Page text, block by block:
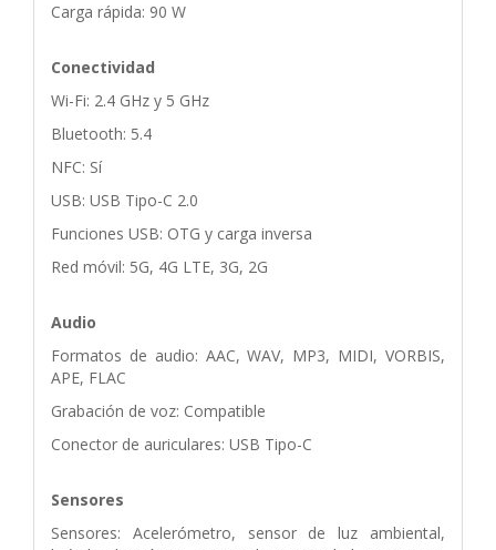
Carga rápida: 90 W
Conectividad
Wi-Fi: 2.4 GHz y 5 GHz
Bluetooth: 5.4
NFC: Sí
USB: USB Tipo-C 2.0
Funciones USB: OTG y carga inversa
Red móvil: 5G, 4G LTE, 3G, 2G
Audio
Formatos de audio: AAC, WAV, MP3, MIDI, VORBIS,
APE, FLAC
Grabación de voz: Compatible
Conector de auriculares: USB Tipo-C
Sensores
Sensores: Acelerómetro, sensor de luz ambiental,